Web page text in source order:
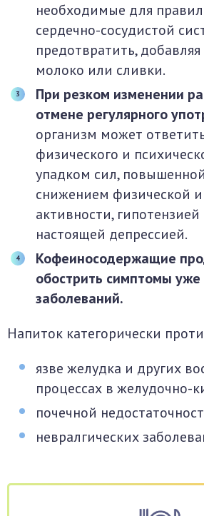
необходимые для
сердечно-сосудистой
предотвратить,
молоко или сливки.
При резком изменении
отмене регулярного
организм может
физического и
упадком сил,
снижением физической
активности,
настоящей депрессией.
Кофеиносодержащие
обострить симптомы
заболеваний.
Напиток категорически
язве желудка и других
процессах в желудочно-
почечной
невралгических